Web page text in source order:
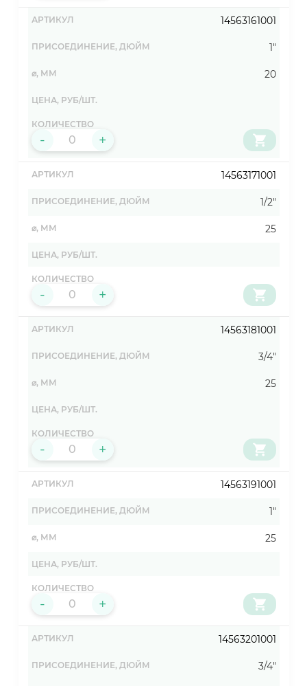
14563161001
1"
20
- +
14563171001
1/2"
25
- +
14563181001
3/4"
25
- +
14563191001
1"
25
- +
14563201001
3/4"